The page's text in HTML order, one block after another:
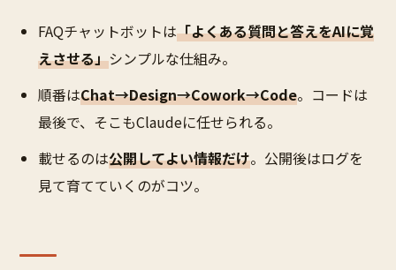
FAQチャットボットは「よくある質問と答えをAIに覚
えさせる」シンプルな仕組み。
順番はChat→Design→Cowork→Code。コードは
最後で、そこもClaudeに任せられる。
載せるのは公開してよい情報だけ。公開後はログを
見て育てていくのがコツ。